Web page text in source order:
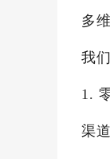
多
我
1.
渠